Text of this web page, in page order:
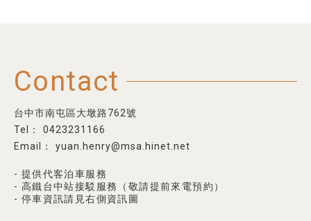
Contact
台中市南屯區大墩路762號
0423231166
yuan.henry@msa.hinet.net
- 提供代客泊車服務
- 高鐵台中站接駁服務（敬請提前來電預約）
- 停車資訊請見右側資訊圖